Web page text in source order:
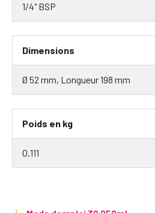
1/4" BSP
Dimensions
Ø 52 mm, Longueur 198 mm
Poids en kg
0.111